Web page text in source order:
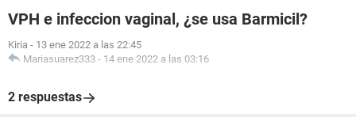
VPH e infeccion vaginal, ¿se usa Barmicil?
Kiria - 13 ene 2022 a las 22:45
Mariasuarez333 - 14 ene 2022 a las 03:16
2 respuestas